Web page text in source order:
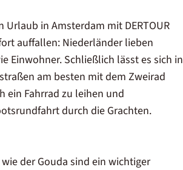
in Amsterdam mit DERTOUR
auffallen: Niederländer lieben
Einwohner. Schließlich lässt es sich in
am besten mit dem Zweirad
ein Fahrrad zu leihen und
durch die Grachten.
der Gouda sind ein wichtiger